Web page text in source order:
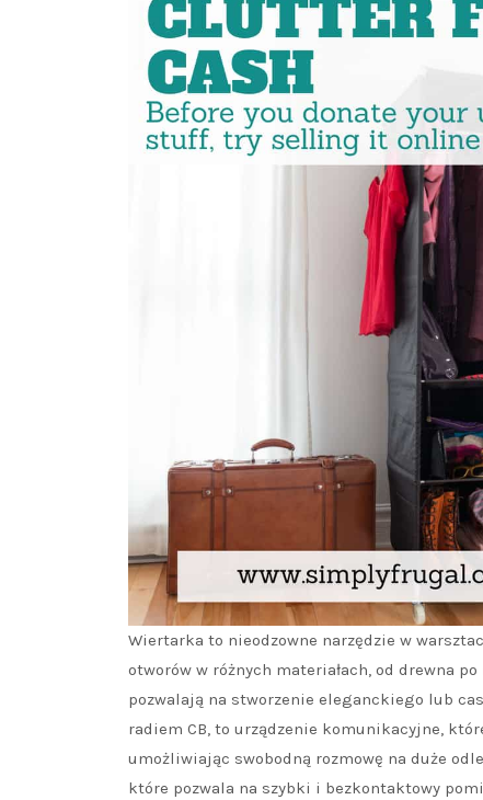
Wiertarka to nieodzowne narzędzie w
otworów w różnych materiałach, od drewna
pozwalają na stworzenie eleganckiego lub
radiem CB, to urządzenie komunikacyjne,
umożliwiając swobodną rozmowę na duże
które pozwala na szybki i bezkontaktowy